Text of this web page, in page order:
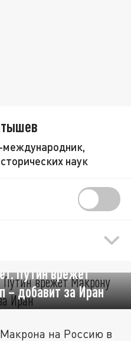
наук
Путин врежет
– добавит за Иран
на Россию в